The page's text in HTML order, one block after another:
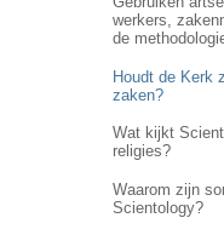
werkers,
de
Houdt de Kerk
zaken?
Wat kijkt
religies?
Waarom zijn
Scientology?